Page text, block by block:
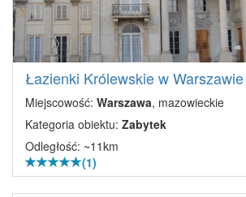
Łazienki Królewskie w Warszawie
Miejscowość: Warszawa, mazowieckie
Kategoria obiektu: Zabytek
Odległość: ~11km
(1)